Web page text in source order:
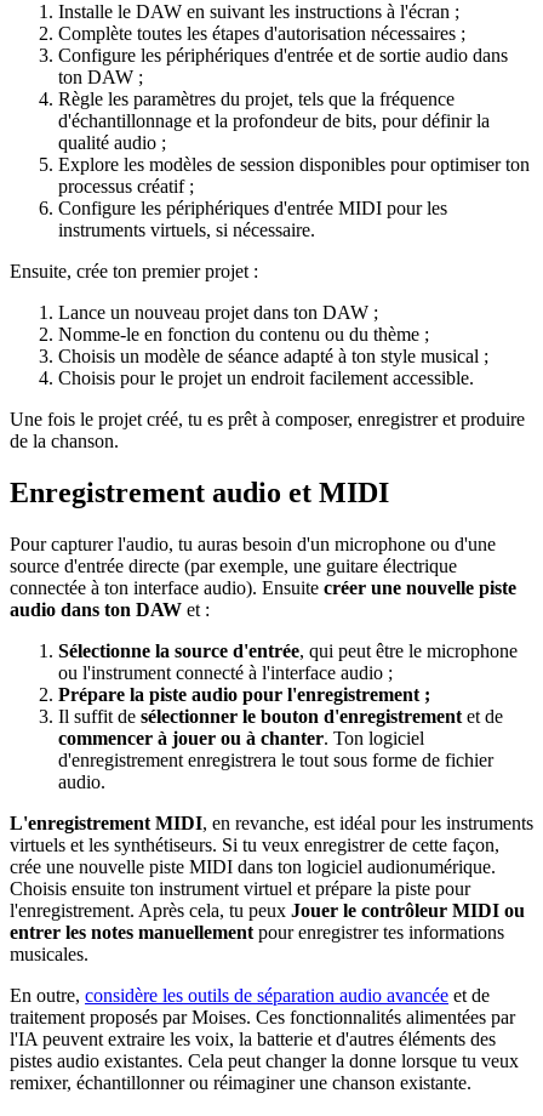
Installe le DAW en suivant les instructions à l'écran ;
Complète toutes les étapes d'autorisation nécessaires ;
Configure les périphériques d'entrée et de sortie audio dans
ton DAW ;
Règle les paramètres du projet, tels que la fréquence
d'échantillonnage et la profondeur de bits, pour définir la
qualité audio ;
Explore les modèles de session disponibles pour optimiser ton
processus créatif ;
Configure les périphériques d'entrée MIDI pour les
instruments virtuels, si nécessaire.
Ensuite, crée ton premier projet :
Lance un nouveau projet dans ton DAW ;
Nomme-le en fonction du contenu ou du thème ;
Choisis un modèle de séance adapté à ton style musical ;
Choisis pour le projet un endroit facilement accessible.
Une fois le projet créé, tu es prêt à composer, enregistrer et produire
de la chanson.
Enregistrement audio et MIDI
Pour capturer l'audio, tu auras besoin d'un microphone ou d'une
source d'entrée directe (par exemple, une guitare électrique
connectée à ton interface audio). Ensuite créer une nouvelle piste
audio dans ton DAW et :
Sélectionne la source d'entrée, qui peut être le microphone
ou l'instrument connecté à l'interface audio ;
Prépare la piste audio pour l'enregistrement ;
Il suffit de sélectionner le bouton d'enregistrement et de
commencer à jouer ou à chanter. Ton logiciel
d'enregistrement enregistrera le tout sous forme de fichier
audio.
L'enregistrement MIDI, en revanche, est idéal pour les instruments
virtuels et les synthétiseurs. Si tu veux enregistrer de cette façon,
crée une nouvelle piste MIDI dans ton logiciel audionumérique.
Choisis ensuite ton instrument virtuel et prépare la piste pour
l'enregistrement. Après cela, tu peux Jouer le contrôleur MIDI ou
entrer les notes manuellement pour enregistrer tes informations
musicales.
En outre, considère les outils de séparation audio avancée et de
traitement proposés par Moises. Ces fonctionnalités alimentées par
l'IA peuvent extraire les voix, la batterie et d'autres éléments des
pistes audio existantes. Cela peut changer la donne lorsque tu veux
remixer, échantillonner ou réimaginer une chanson existante.